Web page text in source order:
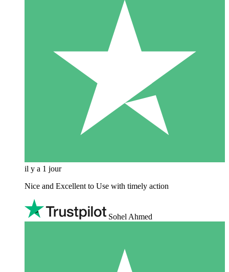
il y a 1 jour
Nice and Excellent to Use with timely action
Sohel Ahmed